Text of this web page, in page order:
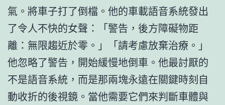
氣。將車子打了倒檔。他的車載語音系統發出
了令人不快的女聲：「警告，後方障礙物距
離：無限趨近於零。」「請考慮放棄治療。」
他忽略了警告，開始緩慢地倒車。他最討厭的
不是語音系統，而是那兩塊永遠在關鍵時刻自
動收折的後視鏡。當他需要它們來判斷車體與